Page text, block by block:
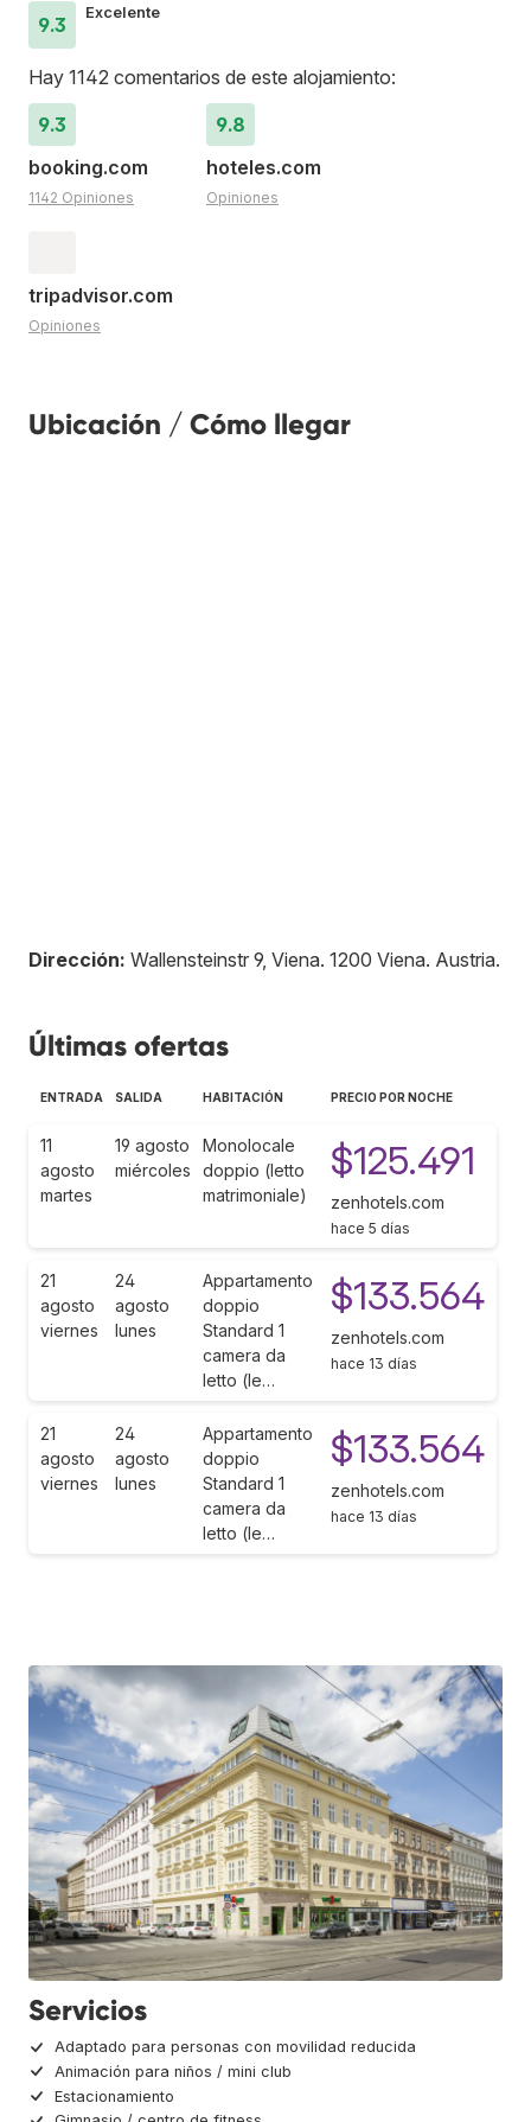
9.3
Excelente
Hay 1142 comentarios de este alojamiento:
9.3
booking.com
1142 Opiniones
9.8
hoteles.com
Opiniones
tripadvisor.com
Opiniones
Ubicación / Cómo llegar
Dirección: Wallensteinstr 9, Viena. 1200 Viena. Austria.
Últimas ofertas
ENTRADA SALIDA HABITACIÓN PRECIO POR NOCHE
11
agosto
martes
19 agosto
miércoles
Monolocale
doppio (letto
matrimoniale)
$125.491
zenhotels.com
hace 5 días
21
agosto
viernes
24
agosto
lunes
Appartamento
doppio
Standard 1
camera da
letto (le…
$133.564
zenhotels.com
hace 13 días
21
agosto
viernes
24
agosto
lunes
Appartamento
doppio
Standard 1
camera da
letto (le…
$133.564
zenhotels.com
hace 13 días
Servicios
Adaptado para personas con movilidad reducida
Animación para niños / mini club
Estacionamiento